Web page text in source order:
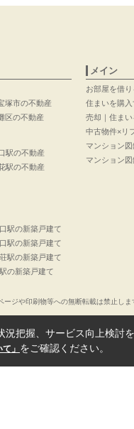
塚市の不動産
区の不動産
駅の不動産
駅の不動産
駅の新築戸建て
駅の新築戸建て
駅の新築戸建て
の新築戸建て
メイン
お部屋を借り
住まいを購入
売却｜住ま
中古物件×リ
マンション
マンション
ージや印刷物等への無断転載は禁止しま
況把握、サービス向上検討
」 をご確認ください。